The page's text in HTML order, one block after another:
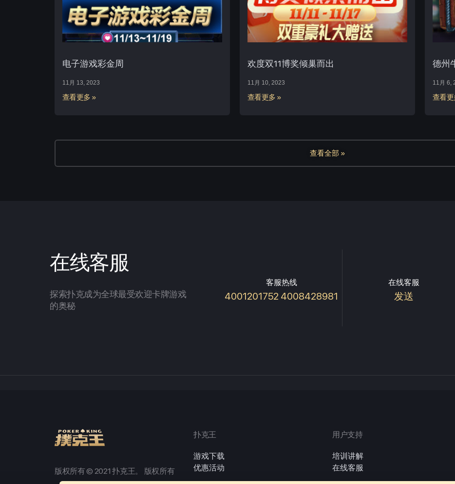
电子游戏彩金周
11月 13, 2023
查看更多 »
欢度双11博奖倾巢而出
11月 10, 2023
查看更多 »
德州
11月 6,
查看
查看全部 »
在线客服
探索扑克成为全球最受欢迎卡牌游戏
的奥秘
客服热线
4001201752 4008428981
在线客服
发送
版权所有 © 2021 扑克王。 版权所有
扑克王
游戏下载
优惠活动
用户支持
培训讲解
在线客服